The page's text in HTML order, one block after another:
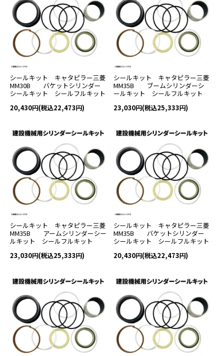
シールキット キャタピラー三菱
MM30B バケットシリンダー
シールキット シールフルキット
20,430円(税込22,473円)
シールキット キャタピラー三菱
MM35B ブームシリンダーシ
ールキット シールフルキット
23,030円(税込25,333円)
シールキット キャタピラー三菱
MM35B アームシリンダーシー
ルキット シールフルキット
23,030円(税込25,333円)
シールキット キャタピラー三菱
MM35B バケットシリンダー
シールキット シールフルキット
20,430円(税込22,473円)